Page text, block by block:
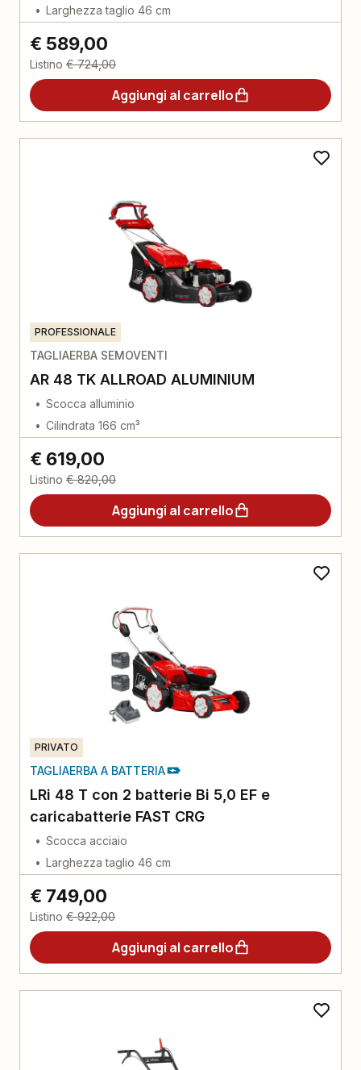
Larghezza taglio 46 cm
€ 589,00
Listino € 724,00
Aggiungi al carrello
PROFESSIONALE
TAGLIAERBA SEMOVENTI
AR 48 TK ALLROAD ALUMINIUM
Scocca alluminio
Cilindrata 166 cm³
€ 619,00
Listino € 820,00
Aggiungi al carrello
PRIVATO
TAGLIAERBA A BATTERIA
LRi 48 T con 2 batterie Bi 5,0 EF e
caricabatterie FAST CRG
Scocca acciaio
Larghezza taglio 46 cm
€ 749,00
Listino € 922,00
Aggiungi al carrello